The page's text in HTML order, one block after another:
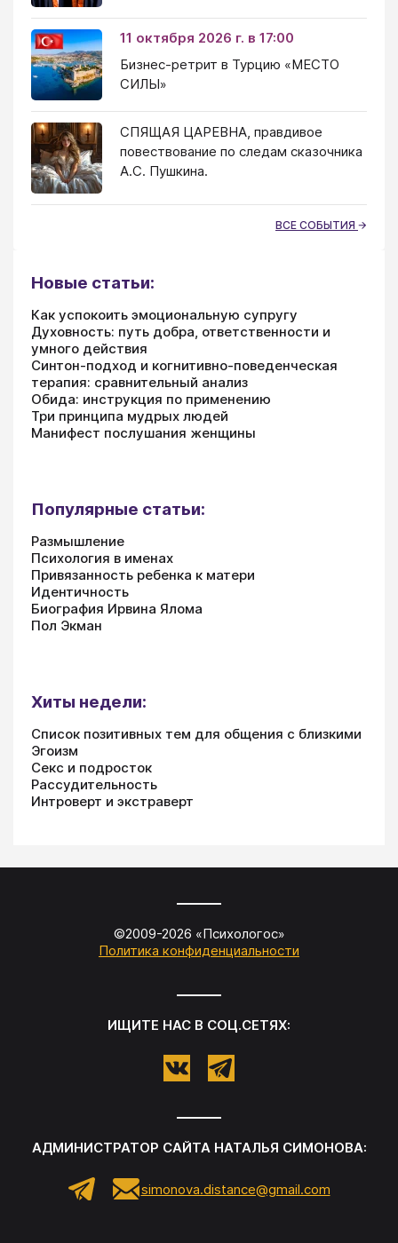
11 октября 2026 г. в 17:00
Бизнес-ретрит в Турцию «МЕСТО
СИЛЫ»
СПЯЩАЯ ЦАРЕВНА, правдивое
повествование по следам сказочника
А.С. Пушкина.
ВСЕ СОБЫТИЯ
Новые статьи:
Как успокоить эмоциональную супругу
Духовность: путь добра, ответственности и
умного действия
Синтон-подход и когнитивно-поведенческая
терапия: сравнительный анализ
Обида: инструкция по применению
Три принципа мудрых людей
Манифест послушания женщины
Популярные статьи:
Размышление
Психология в именах
Привязанность ребенка к матери
Идентичность
Биография Ирвина Ялома
Пол Экман
Хиты недели:
Список позитивных тем для общения с близкими
Эгоизм
Секс и подросток
Рассудительность
Интроверт и экстраверт
©2009-2026 «Психологос»
Политика конфиденциальности
ИЩИТЕ НАС В СОЦ.СЕТЯХ:
АДМИНИСТРАТОР САЙТА НАТАЛЬЯ СИМОНОВА:
simonova.distance@gmail.com